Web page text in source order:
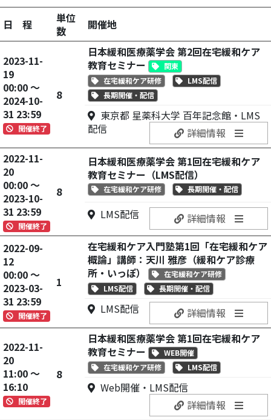
日 程
単位
数
開催地
2023-11-
19
00:00 ～
2024-10-
31 23:59
開催終了
8
日本緩和医療薬学会 第2回在宅緩和ケア
教育セミナー
関東
在宅緩和ケア研修
LMS配信
長期開催・配信
東京都 星薬科大学 百年記念館・LMS
配信
詳細情報
2022-11-
20
00:00 ～
2023-10-
31 23:59
開催終了
8
日本緩和医療薬学会 第1回在宅緩和ケア
教育セミナー（LMS配信）
在宅緩和ケア研修 長期開催・配信
LMS配信 詳細情報
2022-09-
12
00:00 ～
2023-03-
31 23:59
開催終了
1
在宅緩和ケア入門塾第1回「在宅緩和ケア
概論」講師：天川 雅彦（緩和ケア診療
所・いっぽ）
在宅緩和ケア研修
LMS配信
長期開催・配信
LMS配信 詳細情報
2022-11-
20
11:00 ～
16:10
開催終了
8
日本緩和医療薬学会 第1回在宅緩和ケア
教育セミナー
WEB開催
在宅緩和ケア研修
LMS配信
Web開催・LMS配信
詳細情報